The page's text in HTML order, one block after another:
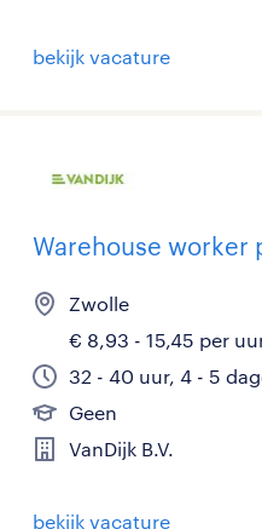
bekijk vacature
Warehouse worker
Zwolle
€ 8,93 - 15,45 per
32 - 40 uur, 4 - 5
Geen
VanDijk B.V.
bekijk vacature